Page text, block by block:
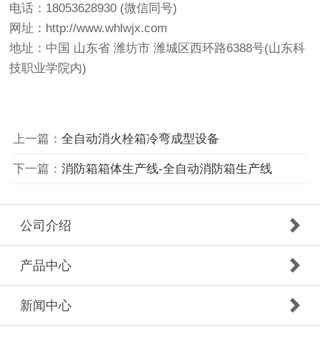
电话：18053628930 (微信同号)
网址：http://www.whlwjx.com
地址：中国 山东省 潍坊市 潍城区西环路6388号(山东科
技职业学院内)
上一篇： 全自动消火栓箱冷弯成型设备
下一篇： 消防箱箱体生产线-全自动消防箱生产线
公司介绍
产品中心
新闻中心